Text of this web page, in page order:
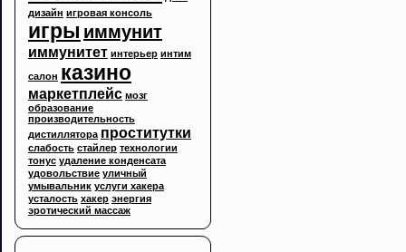
дизайн игровая консоль
игры иммунит
иммунитет интерьер интим
салон казино
маркетплейс мозг
образование
производительность
дистиллятора проститутки
слабость стайлер технологии
тонус удаление конденсата
удовольствие уличный
умывальник услуги хакера
усталость хакер энергия
эротический массаж